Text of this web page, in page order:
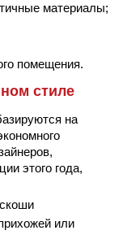
материалы;
помещения.
стиле
на
этого года,
или